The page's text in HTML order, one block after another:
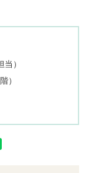
当
）